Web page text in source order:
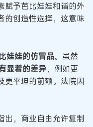
赋予芭比娃娃和谐的外
的创造性选择，这意味
娃娃的仿冒品。虽然
显着的差异，例如更
更平坦的前额。法院因
出，商业自由允许复制